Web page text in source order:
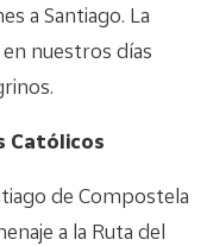
a Santiago. La
nuestros días
Católicos
de Compostela
a la Ruta del